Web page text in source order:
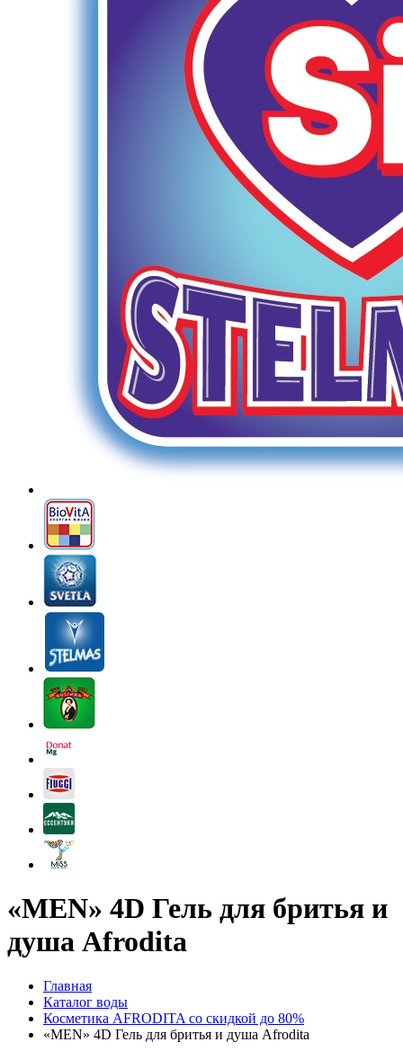
«MEN» 4D Гель для бритья и
душа Afrodita
Главная
Каталог воды
Косметика AFRODITA со скидкой до 80%
«MEN» 4D Гель для бритья и душа Afrodita